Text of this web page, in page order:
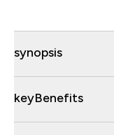
synopsis
keyBenefits